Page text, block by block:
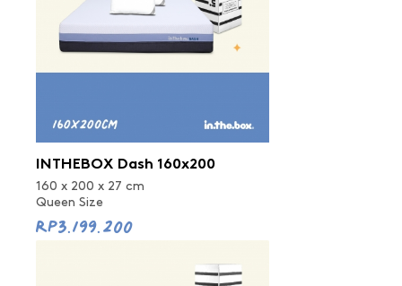
INTHEBOX Dash 160x200
160 x 200 x 27 cm
Queen Size
Rp3.199.200